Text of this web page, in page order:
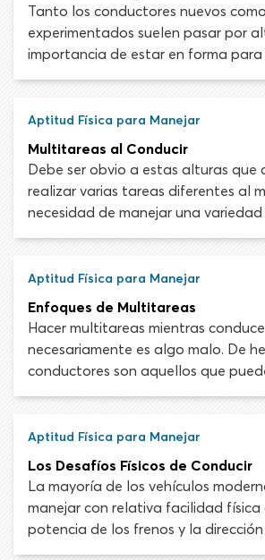
Tanto los conductores nuevos
experimentados suelen pasar por
importancia de estar en forma para
capacidad de manejar de forma
vehículo y conocimiento de las
Estos atributos son esenciales pero
nada si tu cuerpo y tu mente no
la tarea de conducir.
Aptitud Física para Manejar
Multitareas al Conducir
Debe ser obvio a estas alturas que
realizar varias tareas diferentes al
necesidad de manejar una
y mentales manteniendo la
desafiante al empezar.
todo lo que conlleva se volverá
Aptitud Física para Manejar
Enfoques de Multitareas
Hacer multitareas mientras
necesariamente es algo malo. De
conductores son aquellos que
múltiples tareas de forma eficaz.
celular o conversar con tus
actividad innecesaria que desvíe tu
carretera definitivamente es una
Aptitud Física para Manejar
Los Desafíos Físicos de Conducir
La mayoría de los vehículos
manejar con relativa facilidad física
potencia de los frenos y la
desafíos relacionados con la